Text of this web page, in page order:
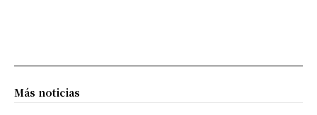
Más noticias